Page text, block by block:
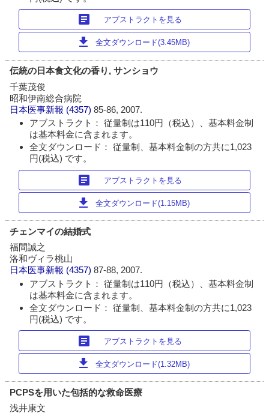
article アブストラクトを見る
download 全文ダウンロード(3.45MB)
伝統の日本食文化の香り, サンショウ
千葉茂俊
昭和伊南総合病院
日本医事新報 (4357)85-86, 2007.
アブストラクト： 従量制は110円（税込）、基本料金制
は基本料金に含まれます。
全文ダウンロード： 従量制、基本料金制の方共に1,023
円(税込) です。
article アブストラクトを見る
download 全文ダウンロード(1.15MB)
チェンマイの結婚式
福間誠之
洛和ヴィラ桃山
日本医事新報 (4357)87-88, 2007.
アブストラクト： 従量制は110円（税込）、基本料金制
は基本料金に含まれます。
全文ダウンロード： 従量制、基本料金制の方共に1,023
円(税込) です。
article アブストラクトを見る
download 全文ダウンロード(1.32MB)
PCPSを用いた包括的な救命医療
浅井康文